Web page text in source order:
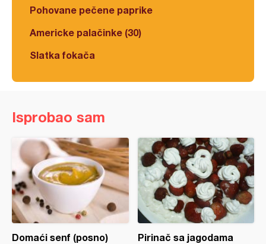
Pohovane pečene paprike
Americke palačinke (30)
Slatka fokača
Isprobao sam
Domaći senf (posno) Pirinač sa jagodama